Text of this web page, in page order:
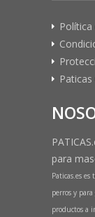
Paticas
para
Paticas.es
perros y
productos a